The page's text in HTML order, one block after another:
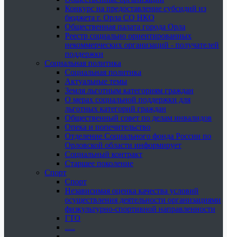
Конкурс на предоставление субсидий из
бюджета г. Орла СО НКО
Общественная палата города Орла
Реестр социально ориентированных
некоммерческих организаций - получателей
поддержки
Социальная политика
Социальная политика
Актуальные темы
Земля льготным категориям граждан
О мерах социальной поддержки для
льготных категорий граждан
Общественный совет по делам инвалидов
Опека и попечительство
Отделение Социального фонда России по
Орловской области информирует
Социальный контракт
Старшее поколение
Спорт
Спорт
Независимая оценка качества условий
осуществления деятельности организациями
физкультурно-спортивной направленности
ГТО
.....